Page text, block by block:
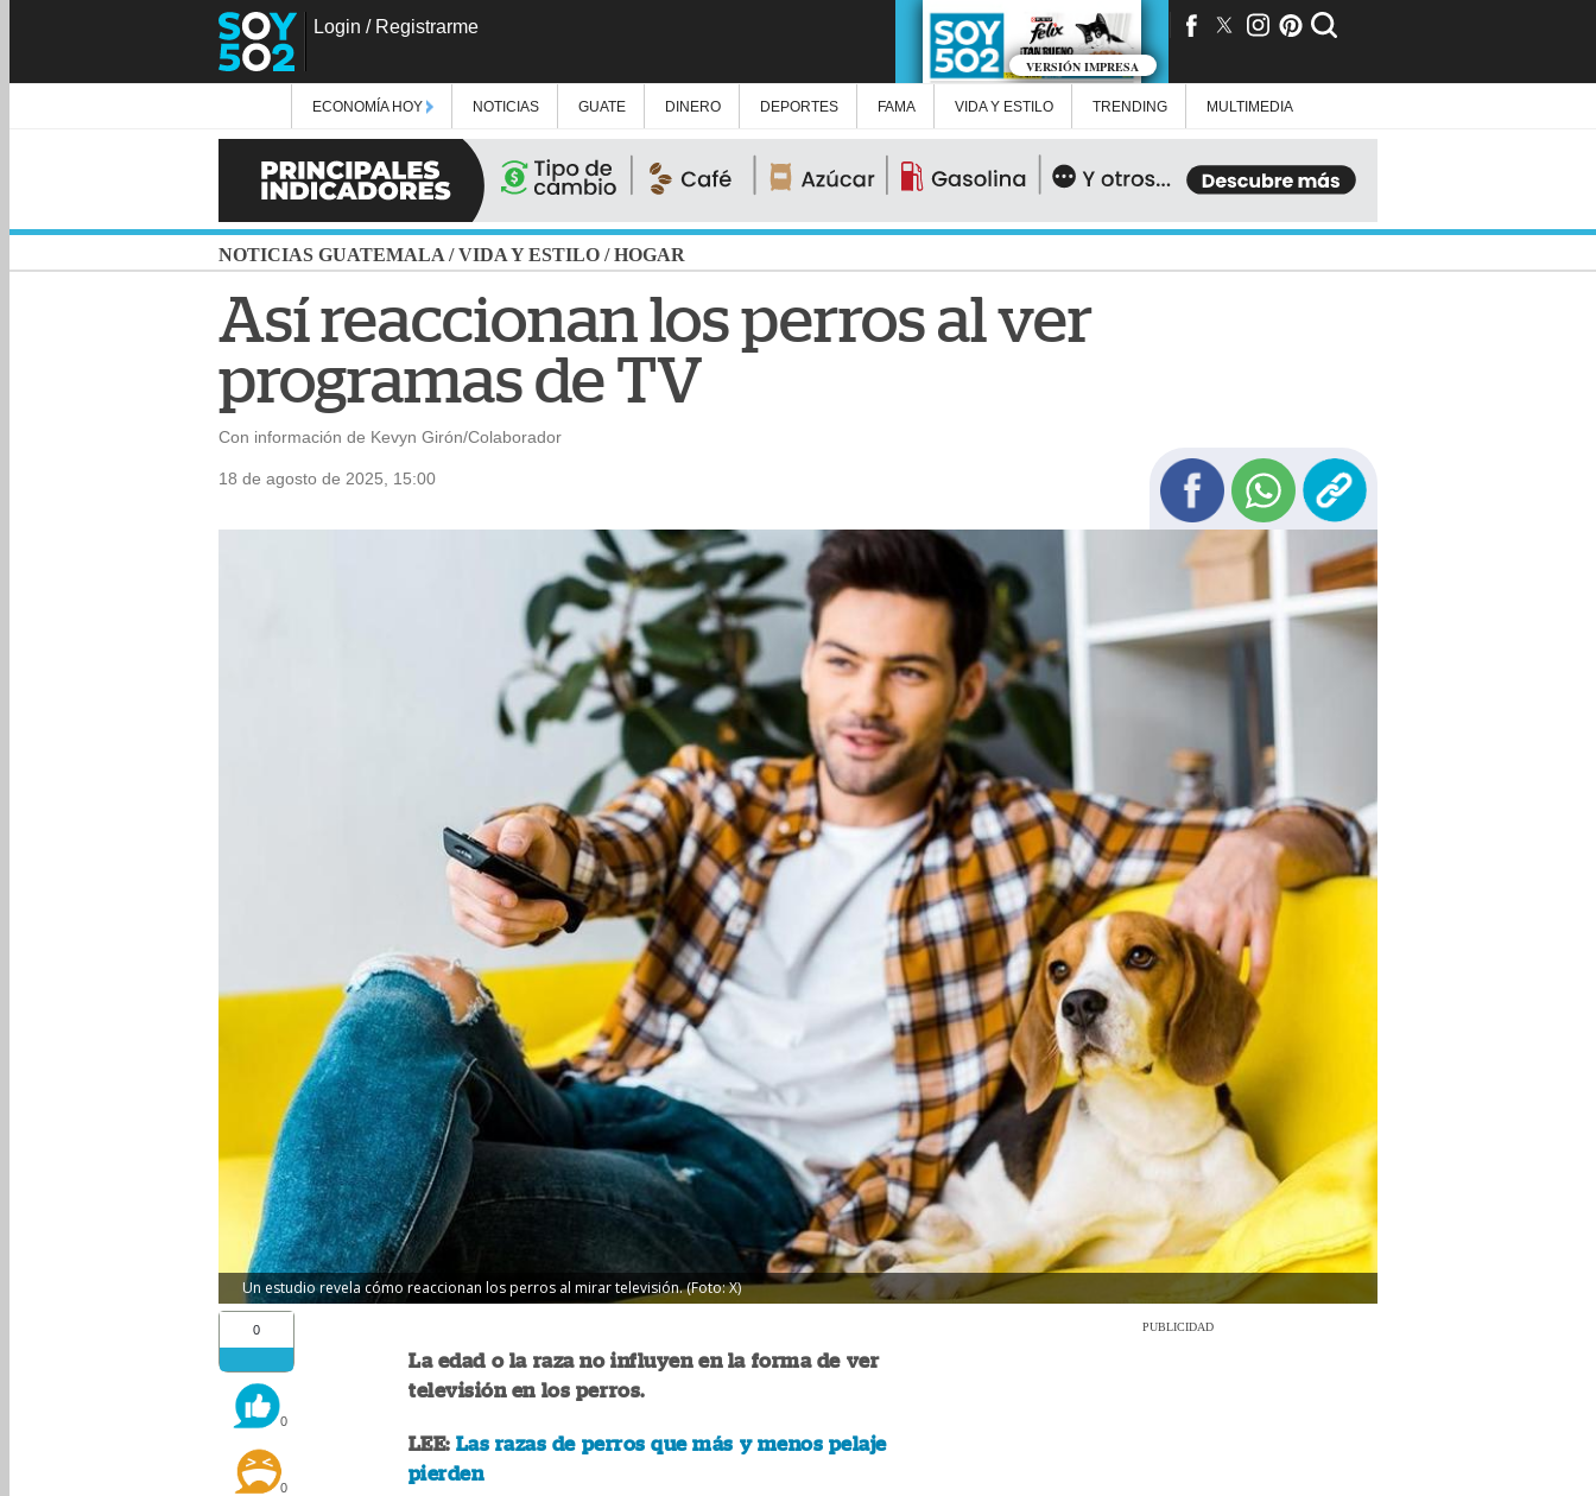
Login / Registrarme
VERSIÓN IMPRESA
ECONOMÍA HOY NOTICIAS GUATE DINERO DEPORTES FAMA VIDA Y ESTILO TRENDING MULTIMEDIA
NOTICIAS GUATEMALA /VIDA Y ESTILO /HOGAR
Así reaccionan los perros al ver
programas de TV
Con información de Kevyn Girón/Colaborador
18 de agosto de 2025, 15:00
Un estudio revela cómo reaccionan los perros al mirar televisión. (Foto: X)
0
0
0
La edad o la raza no influyen en la forma de ver
televisión en los perros.
LEE: Las razas de perros que más y menos pelaje
pierden
PUBLICIDAD